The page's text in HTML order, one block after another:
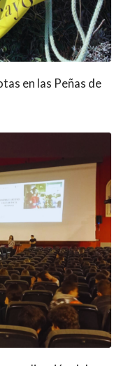
en las Peñas de